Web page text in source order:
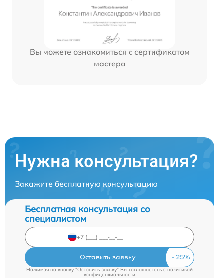
Вы можете ознакомиться с сертификатом
мастера
Нужна консультация?
Закажите бесплатную консультацию
Бесплатная консультация со
специалистом
Оставить заявку
Нажимая на кнопку "Оставить заявку" Вы соглашаетесь cполитикой
конфиденциальности